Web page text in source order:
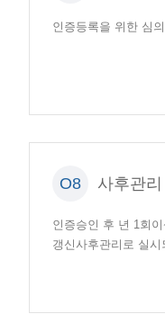
인증등록을 위한 심
O8 사후관
인증승인 후 년 1회
갱신사후관리로 실